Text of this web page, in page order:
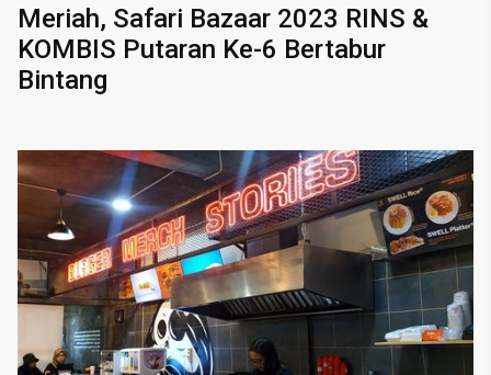
Meriah, Safari Bazaar 2023 RINS &
KOMBIS Putaran Ke-6 Bertabur
Bintang